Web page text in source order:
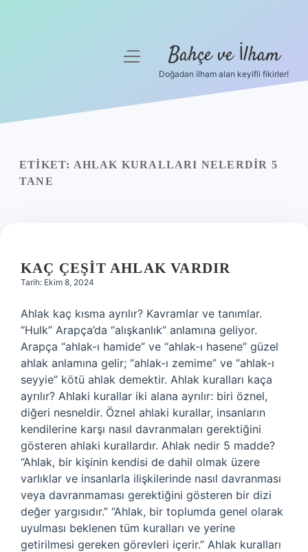
Yasal Uyarı
menüyü
Bahçe ve İlham
Doğadan ilham alan keyifli fikirler!
ETIKET: AHLAK KURALLARI NELERDIR 5
TANE
KAÇ ÇEŞIT AHLAK VARDIR
Tarih: Ekim 8, 2024
Ahlak kaç kısma ayrılır? Kavramlar ve tanımlar.
“Hulk” Arapça’da “alışkanlık” anlamına geliyor.
Arapça “ahlak-ı hamide” ve “ahlak-ı hasene” güzel
ahlak anlamına gelir; “ahlak-ı zemime” ve “ahlak-ı
seyyie” kötü ahlak demektir. Ahlak kuralları kaça
ayrılır? Ahlaki kurallar iki alana ayrılır: biri öznel,
diğeri nesneldir. Öznel ahlaki kurallar, insanların
kendilerine karşı nasıl davranmaları gerektiğini
gösteren ahlaki kurallardır. Ahlak nedir 5 madde?
“Ahlak, bir kişinin kendisi de dahil olmak üzere
varlıklar ve insanlarla ilişkilerinde nasıl davranması
veya davranmaması gerektiğini gösteren bir dizi
değer yargısıdır.” “Ahlak, bir toplumda genel olarak
uyulması beklenen tüm kuralları ve yerine
getirilmesi gereken görevleri içerir.” Ahlak kuralları